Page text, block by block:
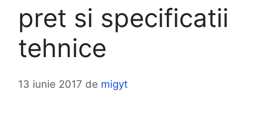
pret si specificatii
tehnice
13 iunie 2017 de migyt